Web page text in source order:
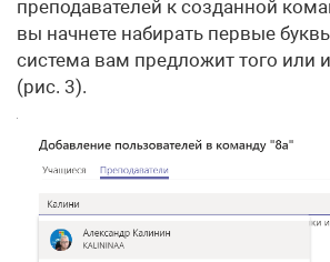
преподавателей к созданной
вы начнете набирать первые
система вам предложит того или
(рис. 3).